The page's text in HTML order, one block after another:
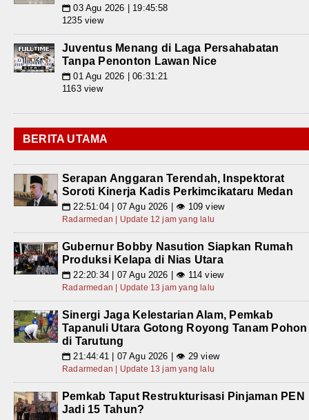
📅 03 Agu 2026 | 19:45:58
1235 view
Juventus Menang di Laga Persahabatan
Tanpa Penonton Lawan Nice
📅 01 Agu 2026 | 06:31:21
1163 view
BERITA UTAMA
Serapan Anggaran Terendah, Inspektorat
Soroti Kinerja Kadis Perkimcikataru Medan
📅 22:51:04 | 07 Agu 2026 | 👁 109 view
Radarmedan | Update 12 jam yang lalu
Gubernur Bobby Nasution Siapkan Rumah
Produksi Kelapa di Nias Utara
📅 22:20:34 | 07 Agu 2026 | 👁 114 view
Radarmedan | Update 13 jam yang lalu
Sinergi Jaga Kelestarian Alam, Pemkab
Tapanuli Utara Gotong Royong Tanam Pohon
di Tarutung
📅 21:44:41 | 07 Agu 2026 | 👁 29 view
Radarmedan | Update 13 jam yang lalu
Pemkab Taput Restrukturisasi Pinjaman PEN
Jadi 15 Tahun?